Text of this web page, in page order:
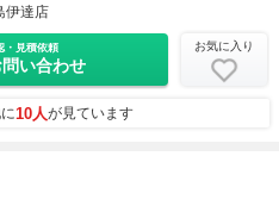
伊達店
・見積依頼
い合わせ
お気に入り
10人が見ています